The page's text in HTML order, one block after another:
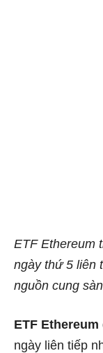
ETF Ethereum
ngày thứ 5 liên
nguồn cung
ETF Ethereum
ngày liên tiếp